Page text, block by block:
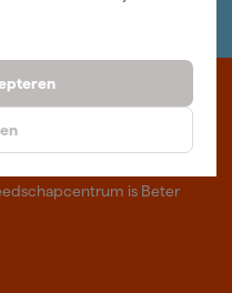
onze specialisten.
voor
is Beter